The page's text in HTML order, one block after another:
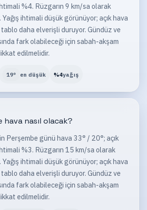
%4. Rüzgarın 9 km/sa olarak
ihtimali düşük görünüyor; açık hava
daha elverişli duruyor. Gündüz ve
fark olabileceği için sabah-akşam
edilmelidir.
19° en düşük %4yağış
hava nasıl olacak?
Perşembe günü hava 33° / 20°; açık
%3. Rüzgarın 15 km/sa olarak
ihtimali düşük görünüyor; açık hava
daha elverişli duruyor. Gündüz ve
fark olabileceği için sabah-akşam
edilmelidir.